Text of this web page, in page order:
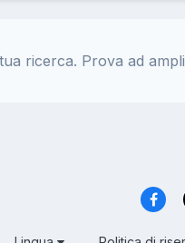
ricerca. Prova ad